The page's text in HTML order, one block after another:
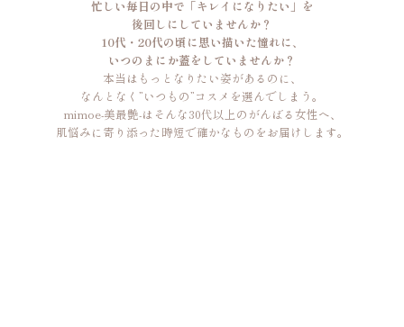
忙しい毎日の中で「キレイになりたい」を
後回しにしていませんか？
10代・20代の頃に思い描いた憧れに、
いつのまにか蓋をしていませんか？
本当はもっとなりたい姿があるのに、
なんとなく”いつもの”コスメを選んでしまう。
mimoe-美最艶-はそんな30代以上のがんばる女性へ、
肌悩みに寄り添った時短で確かなものをお届けします。